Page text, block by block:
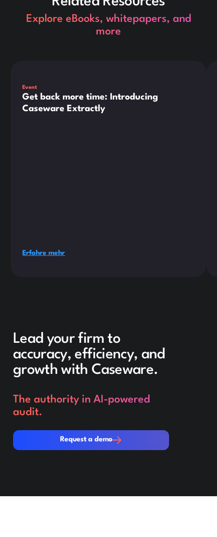
Explore eBooks, whitepapers, and
more
Event
Get back more time: Introducing
Caseware Extractly
Erfahre mehr
Lead your firm to
accuracy, efficiency, and
growth with Caseware.
The authority in AI-powered
audit.
Request a demo
Request a demo